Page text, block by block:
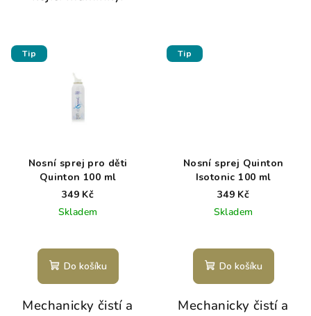
Tip
Nosní sprej pro děti
Quinton 100 ml
349 Kč
Skladem
hodnocení
produktu
z
Do košíku
Mechanicky čistí a
Tip
Nosní sprej Quinton
Isotonic 100 ml
349 Kč
Skladem
Do košíku
Mechanicky čistí a